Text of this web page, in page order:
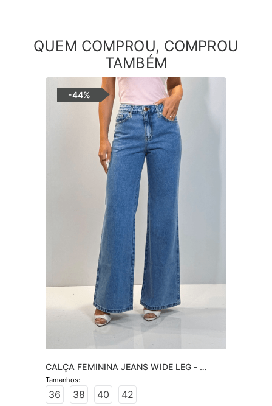
QUEM COMPROU, COMPROU
TAMBÉM
-44%
CALÇA FEMININA JEANS WIDE LEG -
JEANS CLARO
36 38 40 42